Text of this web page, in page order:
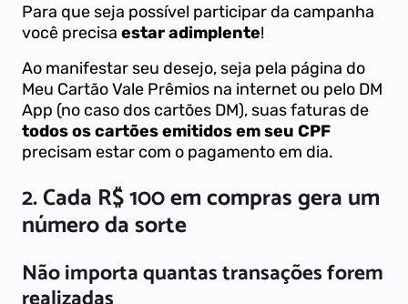
Para que seja possível participar da campanha
você precisa estar adimplente!
Ao manifestar seu desejo, seja pela página do
Meu Cartão Vale Prêmios na internet ou pelo DM
App (no caso dos cartões DM), suas faturas de
todos os cartões emitidos em seu CPF
precisam estar com o pagamento em dia.
2.Cada R$ 100 em compras gera um
número da sorte
Não importa quantas transações forem